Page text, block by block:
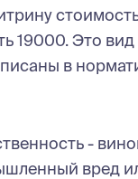
Это вид
в
-
вред